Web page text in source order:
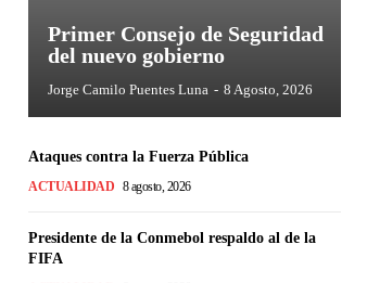
Primer Consejo de Seguridad
del nuevo gobierno
Jorge Camilo Puentes Luna - 8 Agosto, 2026
Ataques contra la Fuerza Pública
ACTUALIDAD 8 agosto, 2026
Presidente de la Conmebol respaldo al de la
FIFA